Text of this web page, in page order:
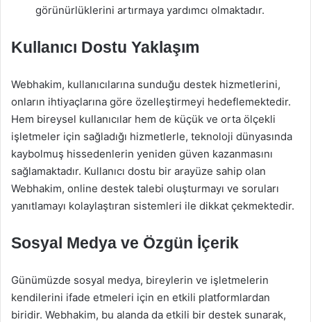
görünürlüklerini artırmaya yardımcı olmaktadır.
Kullanıcı Dostu Yaklaşım
Webhakim, kullanıcılarına sunduğu destek hizmetlerini,
onların ihtiyaçlarına göre özelleştirmeyi hedeflemektedir.
Hem bireysel kullanıcılar hem de küçük ve orta ölçekli
işletmeler için sağladığı hizmetlerle, teknoloji dünyasında
kaybolmuş hissedenlerin yeniden güven kazanmasını
sağlamaktadır. Kullanıcı dostu bir arayüze sahip olan
Webhakim, online destek talebi oluşturmayı ve soruları
yanıtlamayı kolaylaştıran sistemleri ile dikkat çekmektedir.
Sosyal Medya ve Özgün İçerik
Günümüzde sosyal medya, bireylerin ve işletmelerin
kendilerini ifade etmeleri için en etkili platformlardan
biridir. Webhakim, bu alanda da etkili bir destek sunarak,